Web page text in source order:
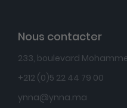
Nous contacter
233, boulevard
+212 (0)5 22 44 79 00
ynna@ynna.ma